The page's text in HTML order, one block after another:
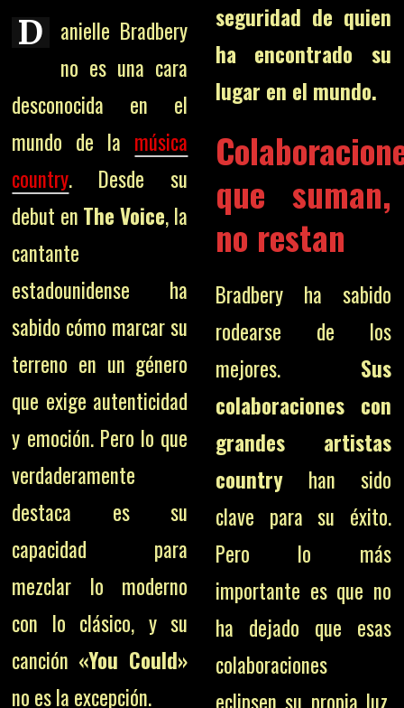
D
anielle Bradbery
no es una cara
desconocida en el
mundo de la música
country. Desde su
debut en The Voice, la
cantante
estadounidense ha
sabido cómo marcar su
terreno en un género
que exige autenticidad
y emoción. Pero lo que
verdaderamente
destaca es su
capacidad para
mezclar lo moderno
con lo clásico, y su
canción «You Could»
no es la excepción.
seguridad de quien
ha encontrado su
lugar en el mundo.
que suman,
no restan
Bradbery ha sabido
rodearse de los
mejores. Sus
colaboraciones con
grandes artistas
countryhan sido
clave para su éxito.
Pero lo más
importante es que no
ha dejado que esas
colaboraciones
eclipsen su propia luz.